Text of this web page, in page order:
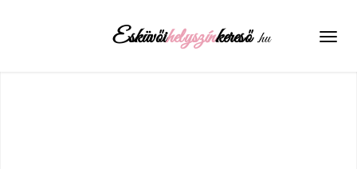
Esküvőihelyszínkereső .hu